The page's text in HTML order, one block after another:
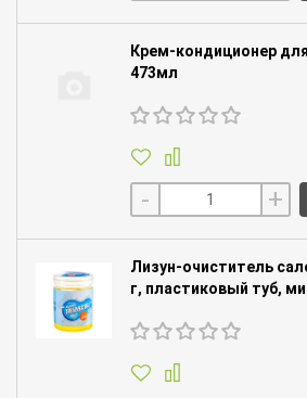
Крем-кондиционер
473мл
- +
Лизун-очиститель
г, пластиковый туб,